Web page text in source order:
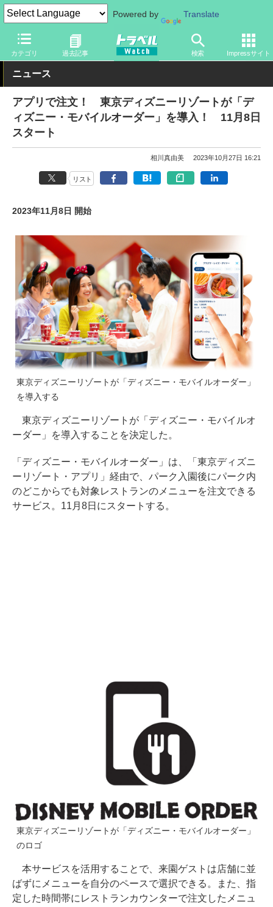
Powered by Translate
カテゴリ 過去記事 検索 Impressサイト
トラベル Watch 旅の情報 観光地 ディズニーリゾート
ニュース
アプリで注文！ 東京ディズニーリゾートが「デ
ィズニー・モバイルオーダー」を導入！ 11月8日
スタート
相川真由美 2023年10月27日 16:21
リスト
2023年11月8日 開始
東京ディズニーリゾートが「ディズニー・モバイルオーダー」
を導入する
東京ディズニーリゾートが「ディズニー・モバイルオ
ーダー」を導入することを決定した。
「ディズニー・モバイルオーダー」は、「東京ディズニ
ーリゾート・アプリ」経由で、パーク入園後にパーク内
のどこからでも対象レストランのメニューを注文できる
サービス。11月8日にスタートする。
東京ディズニーリゾートが「ディズニー・モバイルオーダー」
のロゴ
本サービスを活用することで、来園ゲストは店舗に並
ばずにメニューを自分のペースで選択できる。また、指
定した時間帯にレストランカウンターで注文したメニュ